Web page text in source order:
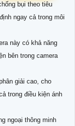
bụi theo tiêu
ngay cả trong môi
này có khả năng
bên trong camera
giải cao, cho
trong điều kiện ánh
ngoại thông minh